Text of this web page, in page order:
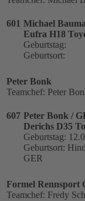
601 Michael
Eufra H18
Geburtstag:
Geburtsort:
Peter Bonk
Teamchef: Peter
607 Peter Bonk /
Derichs D35
Geburtstag:
Geburtsort:
GER
Formel Rennsport
Teamchef: Fredy